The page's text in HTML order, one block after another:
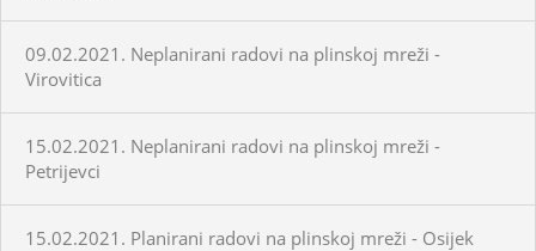
09.02.2021. Neplanirani radovi na plinskoj mreži -
Virovitica
15.02.2021. Neplanirani radovi na plinskoj mreži -
Petrijevci
15.02.2021. Planirani radovi na plinskoj mreži - Osijek